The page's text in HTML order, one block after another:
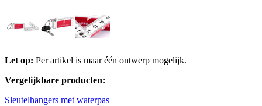
Let op: Per artikel is maar één ontwerp mogelijk.
Vergelijkbare producten:
Sleutelhangers met waterpas